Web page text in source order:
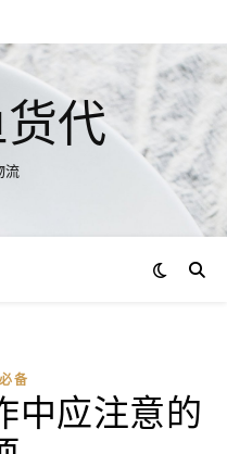
代
流
备
中应注意的